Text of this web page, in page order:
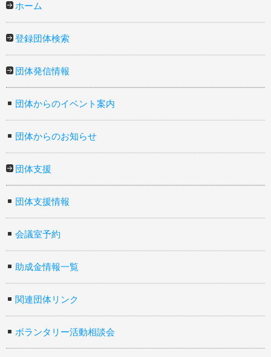
ホーム
登録団体検索
団体発信情報
団体からのイベント案内
団体からのお知らせ
団体支援
団体支援情報
会議室予約
助成金情報一覧
関連団体リンク
ボランタリー活動相談会